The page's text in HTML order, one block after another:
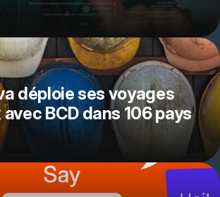
déploie ses voyages
BCD dans 106 pays